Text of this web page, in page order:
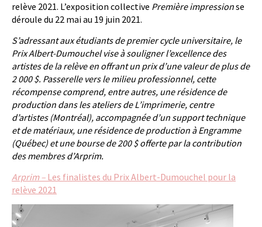
relève 2021. L’exposition collective Première impressionse
déroule du 22 mai au 19 juin 2021.
S’adressant aux étudiants de premier cycle universitaire, le
Prix Albert-Dumouchel vise à souligner l’excellence des
artistes de la relève en offrant un prix d’une valeur de plus de
2 000 $. Passerelle vers le milieu professionnel, cette
récompense comprend, entre autres, une résidence de
production dans les ateliers de L’imprimerie, centre
d’artistes (Montréal), accompagnée d’un support technique
et de matériaux, une résidence de production à Engramme
(Québec) et une bourse de 200 $ offerte par la contribution
des membres d’Arprim.
Arprim – Les finalistes du Prix Albert-Dumouchel pour la
relève 2021